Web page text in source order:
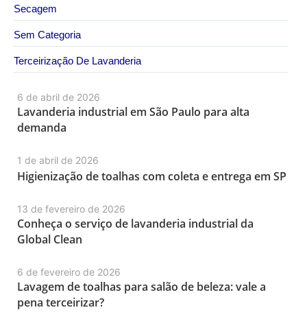
6 de abril de 2026
Lavanderia industrial em São Paulo para alta
demanda
1 de abril de 2026
Higienização de toalhas com coleta e entrega em SP
13 de fevereiro de 2026
Conheça o serviço de lavanderia industrial da
Global Clean
6 de fevereiro de 2026
Lavagem de toalhas para salão de beleza: vale a
pena terceirizar?
Secagem
Sem Categoria
Terceirização De Lavanderia